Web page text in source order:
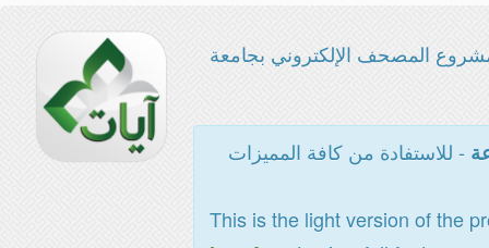
المصحف الإلكتروني بجامعة
- للاستفادة من كافة المميزات
This is the light version of the